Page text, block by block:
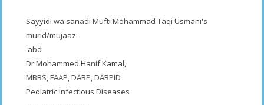
Sayyidi wa sanadi Mufti Mohammad Taqi Usmani's
murid/mujaaz:
'abd
Dr Mohammed Hanif Kamal,
MBBS, FAAP, DABP, DABPID
Pediatric Infectious Diseases